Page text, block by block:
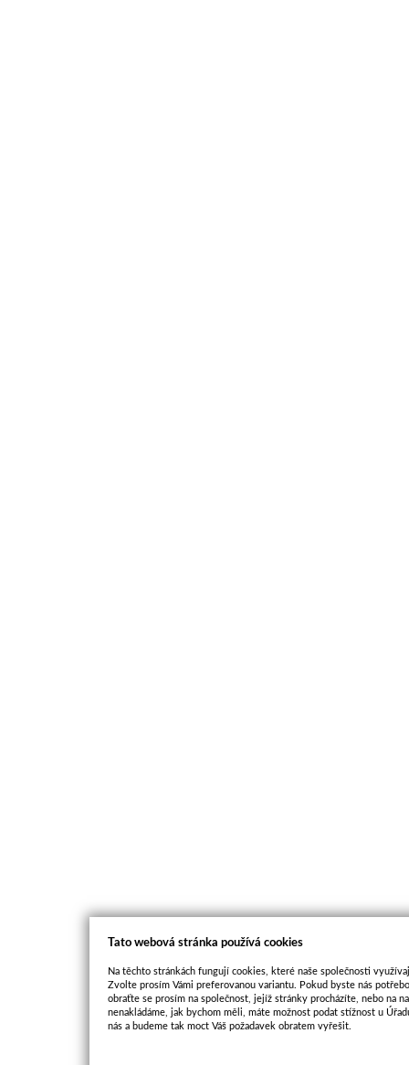
Tato webová stránka používá cookies
Na těchto stránkách fungují cookies, které naše společnosti
Zvolte prosím Vámi preferovanou variantu. Pokud byste nás
obraťte se prosím na společnost, jejíž stránky procházíte, nebo na
nenakládáme, jak bychom měli, máte možnost podat stížnost u
nás a budeme tak moct Váš požadavek obratem vyřešit.